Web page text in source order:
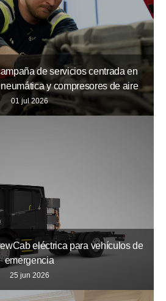
de servicios centrada en
y compresores de aire
01 jul 2026
eléctrica para vehículos de
emergencia
25 jun 2026